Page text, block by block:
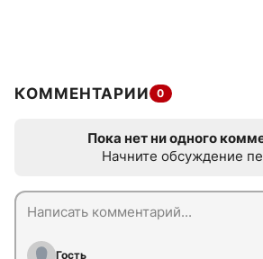
КОММЕНТАРИИ 0
Пока нет ни одного
Начните обсуждение
Гость